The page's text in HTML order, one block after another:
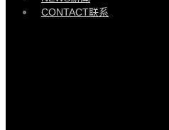
CONTACT联系